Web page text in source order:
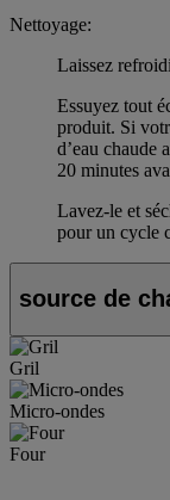
Nettoyage:
Laissez
Essuyez tout
produit. Si
d’eau chaude
20 minutes
Lavez-le et
pour un cycle
source de
Gril
Micro-ondes
Four